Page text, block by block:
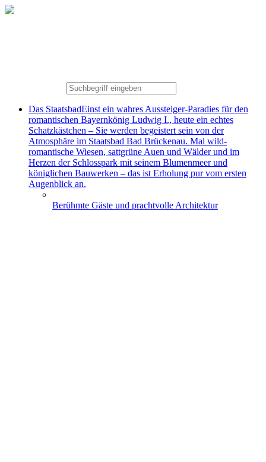
Das StaatsbadEinst ein wahres Aussteiger-Paradies für den
romantischen Bayernkönig Ludwig I., heute ein echtes
Schatzkästchen – Sie werden begeistert sein von der
Atmosphäre im Staatsbad Bad Brückenau. Mal wild-
romantische Wiesen, sattgrüne Auen und Wälder und im
Herzen der Schlosspark mit seinem Blumenmeer und
königlichen Bauwerken – das ist Erholung pur vom ersten
Augenblick an.
Berühmte Gäste und prachtvolle Architektur